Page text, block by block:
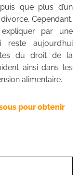
que plus d’un
Cependant,
par une
aujourd’hui
du droit de la
ainsi dans les
alimentaire.
pour obtenir